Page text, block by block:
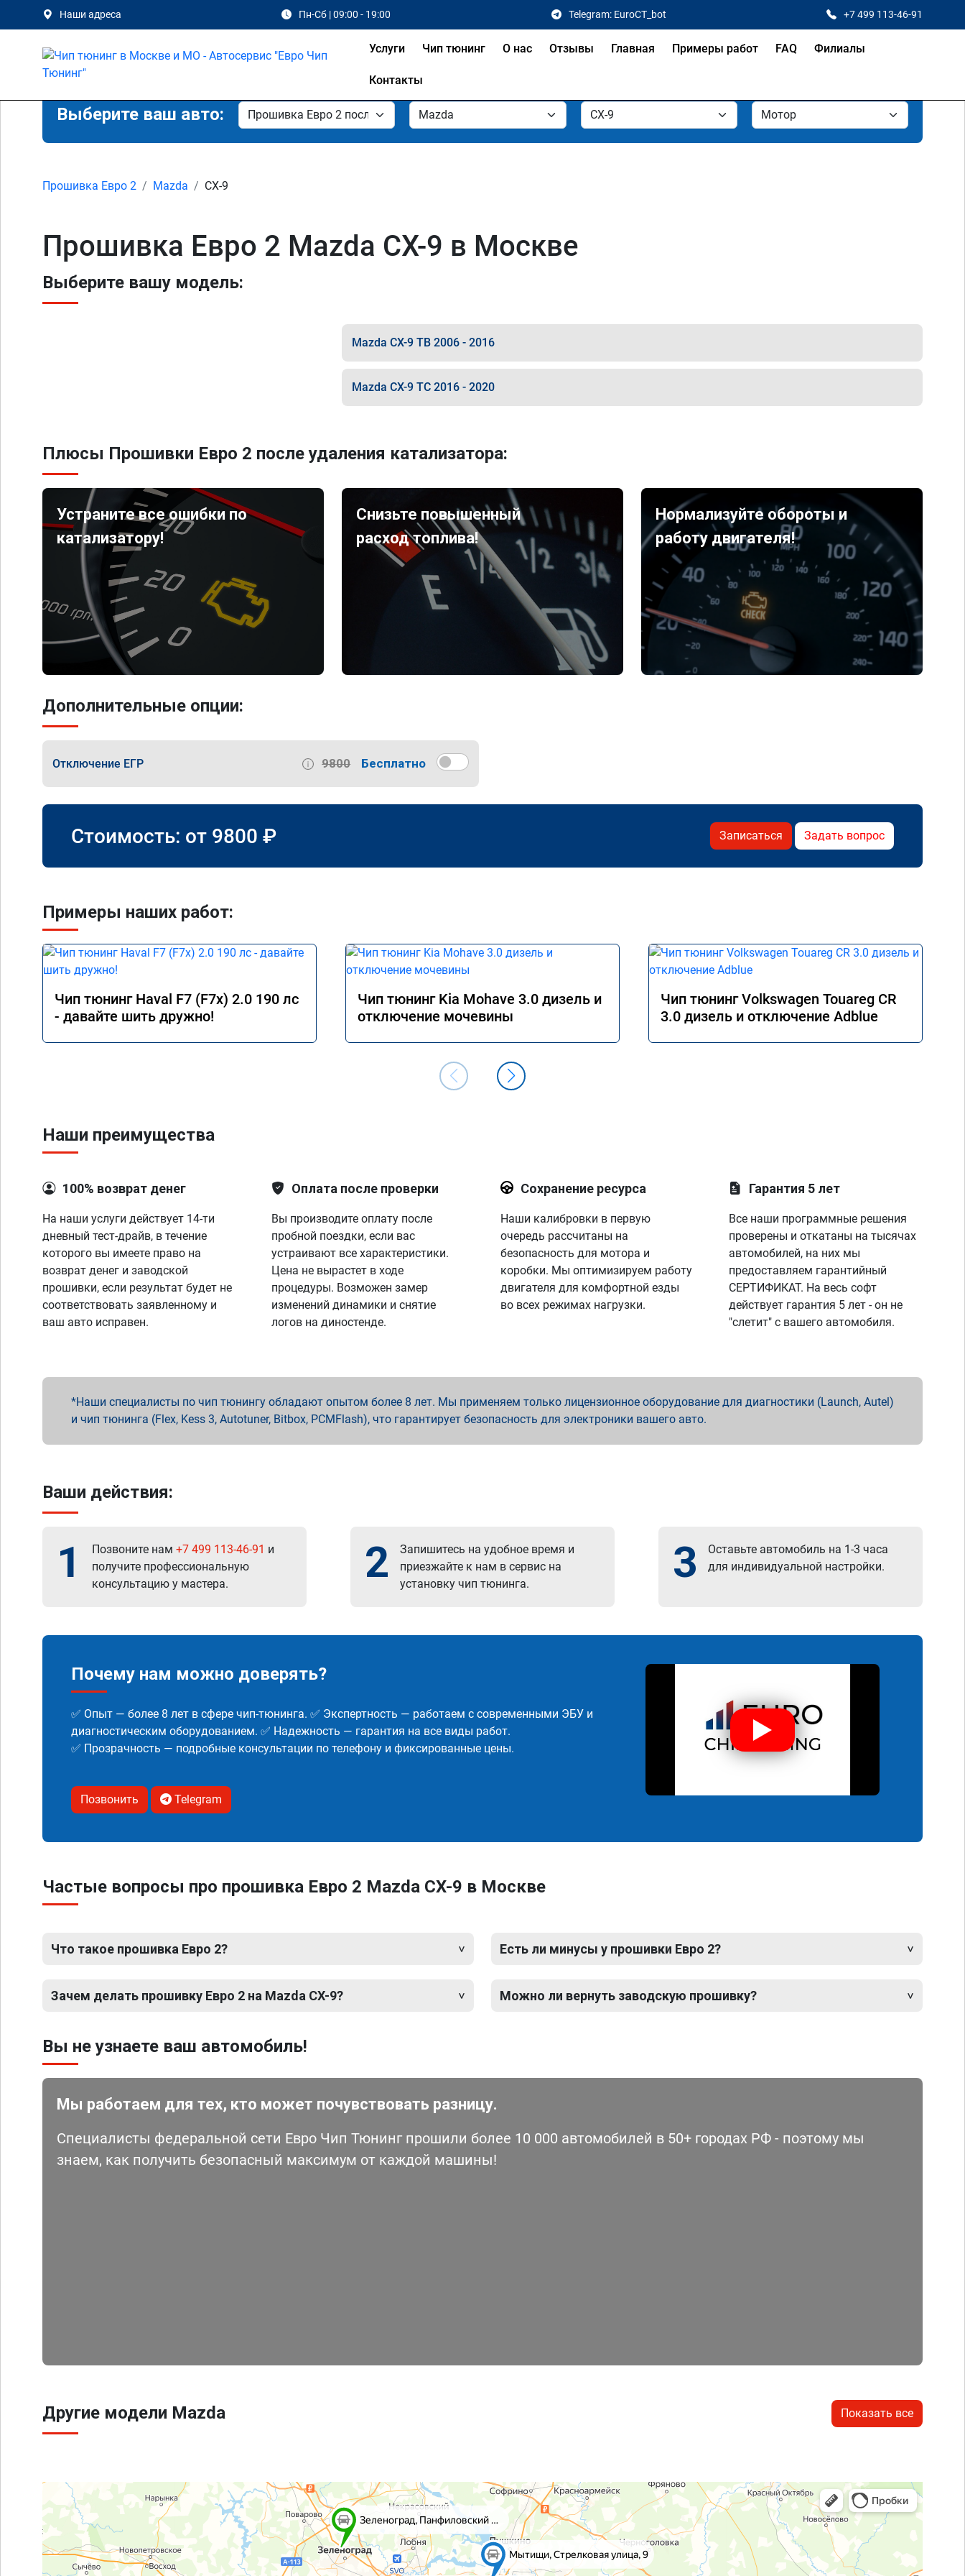
Наши адреса Пн-Сб | 09:00 - 19:00 Telegram: EuroCT_bot +7 499 113-46-91
Услуги Чип тюнинг О нас Отзывы Главная Примеры работ FAQ Филиалы
Контакты
Выберите ваш авто:
Прошивка Евро 2 Mazda CX-9
Прошивка Евро 2 Mazda CX-9 в Москве
Выберите вашу модель:
Mazda CX-9 TB 2006 - 2016
Mazda CX-9 TC 2016 - 2020
Плюсы Прошивки Евро 2 после удаления катализатора:
Устраните все ошибки по
катализатору!
Снизьте повышенный
расход топлива!
Нормализуйте обороты и
работу двигателя!
Дополнительные опции:
Отключение ЕГР 9800 Бесплатно
Стоимость: от 9800 ₽ Записаться Задать вопрос
Примеры наших работ:
Чип тюнинг Haval F7 (F7x) 2.0 190 лс
- давайте шить дружно!
Чип тюнинг Kia Mohave 3.0 дизель и
отключение мочевины
Чип тюнинг Volkswagen Touareg CR
3.0 дизель и отключение Adblue
Наши преимущества
100% возврат денег
На наши услуги действует 14-ти
дневный тест-драйв, в течение
которого вы имеете право на
возврат денег и заводской
прошивки, если результат будет не
соответствовать заявленному и
ваш авто исправен.
Оплата после проверки
Вы производите оплату после
пробной поездки, если вас
устраивают все характеристики.
Цена не вырастет в ходе
процедуры. Возможен замер
изменений динамики и снятие
логов на диностенде.
Сохранение ресурса
Наши калибровки в первую
очередь рассчитаны на
безопасность для мотора и
коробки. Мы оптимизируем работу
двигателя для комфортной езды
во всех режимах нагрузки.
Гарантия 5 лет
Все наши программные решения
проверены и откатаны на тысячах
автомобилей, на них мы
предоставляем гарантийный
СЕРТИФИКАТ. На весь софт
действует гарантия 5 лет - он не
"слетит" с вашего автомобиля.
Наши специалисты по чип тюнингу обладают опытом более 8 лет. Мы применяем только лицензионное оборудование для диагностики (Launch, Autel)
и чип тюнинга (Flex, Kess 3, Autotuner, Bitbox, PCMFlash), что гарантирует безопасность для электроники вашего авто.
Ваши действия:
1 Позвоните нам +7 499 113-46-91 и
получите профессиональную
консультацию у мастера.
2
Запишитесь на удобное время и
приезжайте к нам в сервис на
установку чип тюнинга.
3
Оставьте автомобиль на 1-3 часа
для индивидуальной настройки.
Почему нам можно доверять?
✅ Опыт — более 8 лет в сфере чип-тюнинга. ✅ Экспертность — работаем с современными ЭБУ и
диагностическим оборудованием. ✅ Надежность — гарантия на все виды работ.
✅ Прозрачность — подробные консультации по телефону и фиксированные цены.
Позвонить Telegram
Частые вопросы про прошивка Евро 2 Mazda CX-9 в Москве
Что такое прошивка Евро 2?
Зачем делать прошивку Евро 2 на Mazda CX-9?
Есть ли минусы у прошивки Евро 2?
Можно ли вернуть заводскую прошивку?
Вы не узнаете ваш автомобиль!
Мы работаем для тех, кто может почувствовать разницу.
Специалисты федеральной сети Евро Чип Тюнинг прошили более 10 000 автомобилей в 50+ городах РФ - поэтому мы
знаем, как получить безопасный максимум от каждой машины!
Другие модели Mazda Показать все